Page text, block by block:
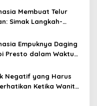
Membuat Telur
Simak Langkah-
Empuknya Daging
Presto dalam Waktu
Negatif yang Harus
Ketika Wanita